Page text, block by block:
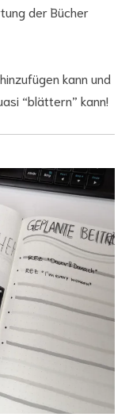
der Bücher
kann und
“blättern” kann!